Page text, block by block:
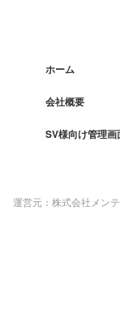
ホーム
会社概要
SV様向け管理画
運営元：株式会社メン